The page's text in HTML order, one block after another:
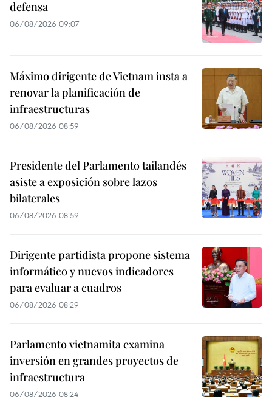
defensa
06/08/2026 09:07
Máximo dirigente de Vietnam insta a
renovar la planificación de
infraestructuras
06/08/2026 08:59
Presidente del Parlamento tailandés
asiste a exposición sobre lazos
bilaterales
06/08/2026 08:59
Dirigente partidista propone sistema
informático y nuevos indicadores
para evaluar a cuadros
06/08/2026 08:29
Parlamento vietnamita examina
inversión en grandes proyectos de
infraestructura
06/08/2026 08:24